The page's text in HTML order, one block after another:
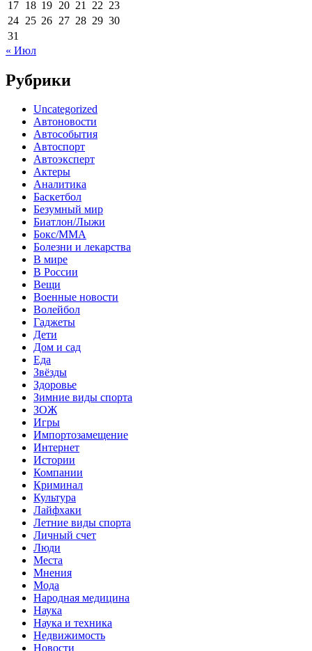
17 18 19 20 21 22 23
24 25 26 27 28 29 30
31
« Июл
Рубрики
Uncategorized
Автоновости
Автособытия
Автоспорт
Автоэксперт
Актеры
Аналитика
Баскетбол
Безумный мир
Биатлон/Лыжи
Бокс/MMA
Болезни и лекарства
В мире
В России
Вещи
Военные новости
Волейбол
Гаджеты
Дети
Дом и сад
Еда
Звёзды
Здоровье
Зимние виды спорта
ЗОЖ
Игры
Импортозамещение
Интернет
Истории
Компании
Криминал
Культура
Лайфхаки
Летние виды спорта
Личный счет
Люди
Места
Мнения
Мода
Народная медицина
Наука
Наука и техника
Недвижимость
Новости